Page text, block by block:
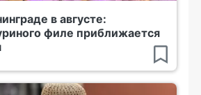
в августе:
филе приближается